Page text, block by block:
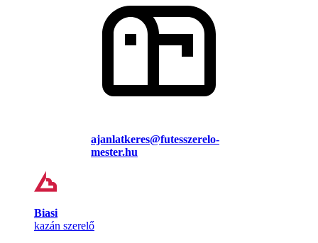
ajanlatkeres@futesszerelo-
mester.hu
Biasi
kazán szerelő